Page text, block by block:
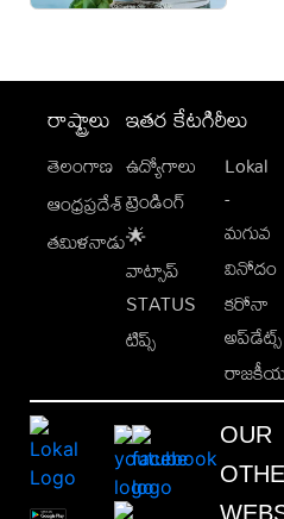
రాష్ట్రాలు
తెలంగాణ
ఆంధ్రప్రదేశ్
తమిళనాడు
ఇతర కేటగిరీలు
ఉద్యోగాలు
ట్రెండింగ్
🌟
వాట్సాప్
STATUS
టిప్స్
Lokal
-
మగువ
వినోదం
కరోనా
అప్‌డేట్స్
OUR